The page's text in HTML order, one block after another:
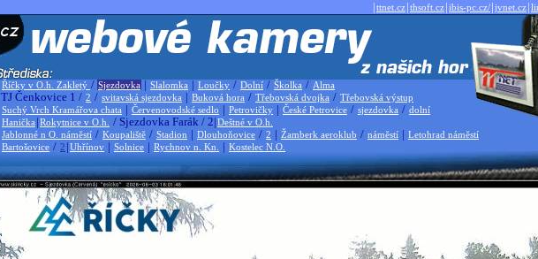
|ttnet.cz|thsoft.cz|ibis-pc.cz/|jvnet.cz|
Říčky v O.h. Zakletý / Sjezdovka | Slalomka | Loučky / Dolní / Školka / Alma
TJ Čenkovice 1 / 2 / svitavská sjezdovka | Buková hora / Třebovská dvojka / Třebovská výstup
Suchý Vrch Kramářova chata | Červenovodské sedlo | Petrovičky | České Petrovice / sjezdovka / dolní
Hanička |Rokytnice v O.h. / Sjezdovka Farák / 2|Deštné v O.h.
Jablonné n O. náměstí / Koupaliště / Stadion | Dlouhoňovice / 2 | Žamberk aeroklub / náměstí | Letohrad náměstí
Bartošovice / 2 |Uhřínov | Solnice | Rychnov n. Kn. | Kostelec N.O.